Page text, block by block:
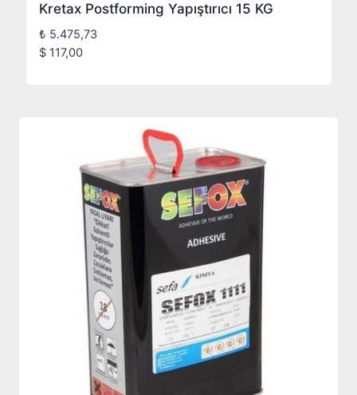
Kretax Postforming Yapıştırıcı 15 KG
₺ 5.475,73
$117,00